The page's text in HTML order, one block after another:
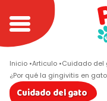
Inicio Articulo Cuidado del
¿Por qué la gingivitis en
Cuidado del gato